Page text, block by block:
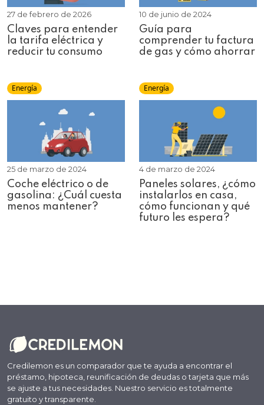
27 de febrero de 2026
Claves para entender
la tarifa eléctrica y
reducir tu consumo
10 de junio de 2024
Guía para
comprender tu factura
de gas y cómo ahorrar
Energía
25 de marzo de 2024
Coche eléctrico o de
gasolina: ¿Cuál cuesta
menos mantener?
Energía
4 de marzo de 2024
Paneles solares, ¿cómo
instalarlos en casa,
cómo funcionan y qué
futuro les espera?
Credilemon es un comparador que te ayuda a encontrar el
préstamo, hipoteca, reunificación de deudas o tarjeta que más
se ajuste a tus necesidades. Nuestro servicio es totalmente
gratuito y transparente.